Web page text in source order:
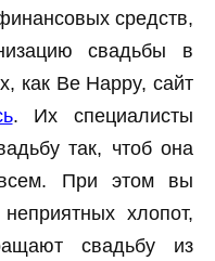
средств,
свадьбы в
как Be Happy, сайт
. Их специалисты
так, чтоб она
всем. При этом вы
хлопот,
свадьбу из